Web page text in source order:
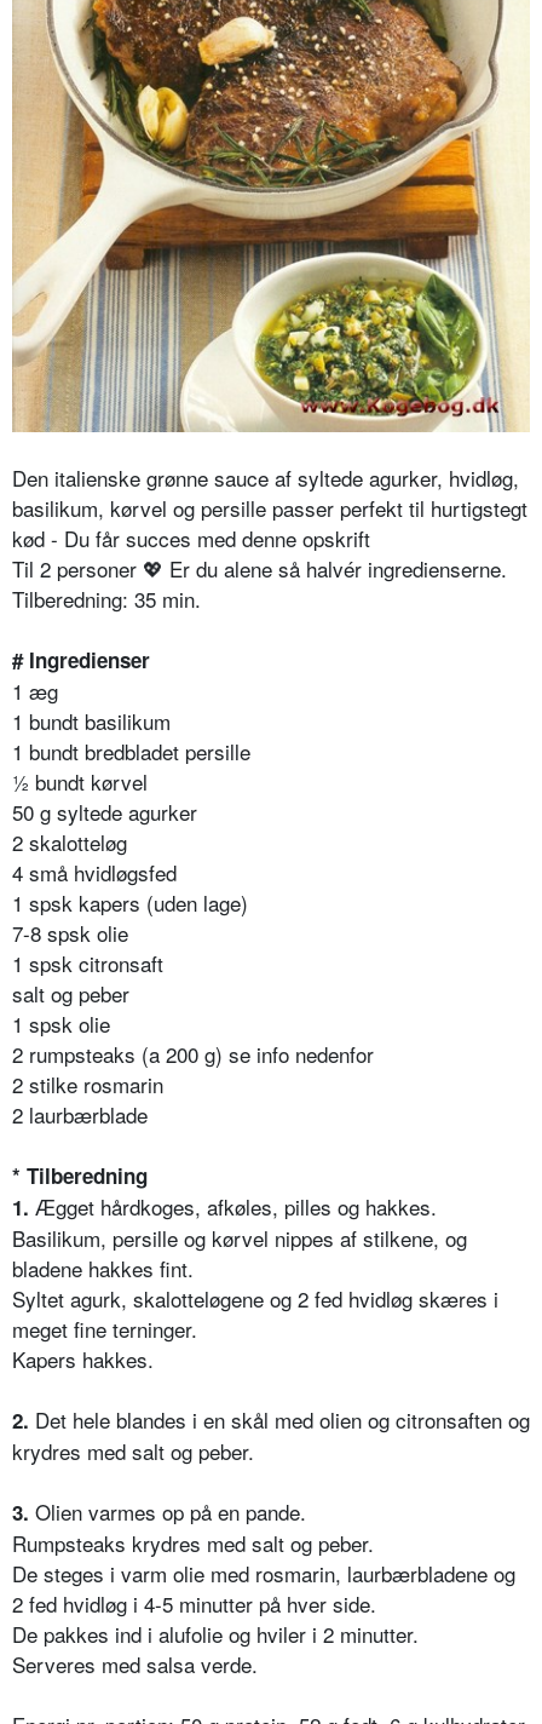
Den italienske grønne sauce af syltede agurker, hvidløg,
basilikum, kørvel og persille passer perfekt til hurtigstegt
kød - Du får succes med denne opskrift
Til 2 personer 💖 Er du alene så halvér ingredienserne.
Tilberedning: 35 min.
# Ingredienser
1 æg
1 bundt basilikum
1 bundt bredbladet persille
½ bundt kørvel
50 g syltede agurker
2 skalotteløg
4 små hvidløgsfed
1 spsk kapers (uden lage)
7-8 spsk olie
1 spsk citronsaft
salt og peber
1 spsk olie
2 rumpsteaks (a 200 g) se info nedenfor
2 stilke rosmarin
2 laurbærblade
* Tilberedning
1. Ægget hårdkoges, afkøles, pilles og hakkes.
Basilikum, persille og kørvel nippes af stilkene, og
bladene hakkes fint.
Syltet agurk, skalotteløgene og 2 fed hvidløg skæres i
meget fine terninger.
Kapers hakkes.
2. Det hele blandes i en skål med olien og citronsaften og
krydres med salt og peber.
3. Olien varmes op på en pande.
Rumpsteaks krydres med salt og peber.
De steges i varm olie med rosmarin, laurbærbladene og
2 fed hvidløg i 4-5 minutter på hver side.
De pakkes ind i alufolie og hviler i 2 minutter.
Serveres med salsa verde.